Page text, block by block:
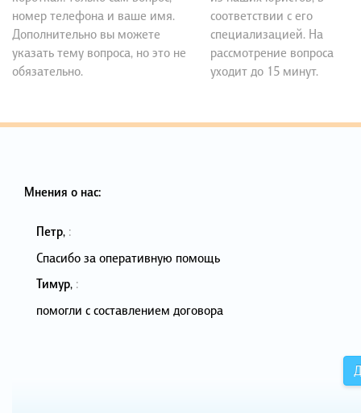
номер телефона и ваше имя.
Дополнительно вы можете
указать тему вопроса, но это не
обязательно.
соответствии с его
специализацией. На
рассмотрение вопроса
уходит до 15 минут.
Мнения о нас:
Петр, :
Спасибо за оперативную помощь
Тимур, :
помогли с составлением договора